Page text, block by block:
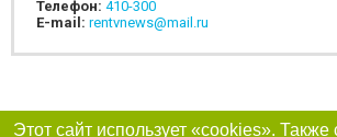
Телефон: 410-300
E-mail: rentvnews@mail.ru